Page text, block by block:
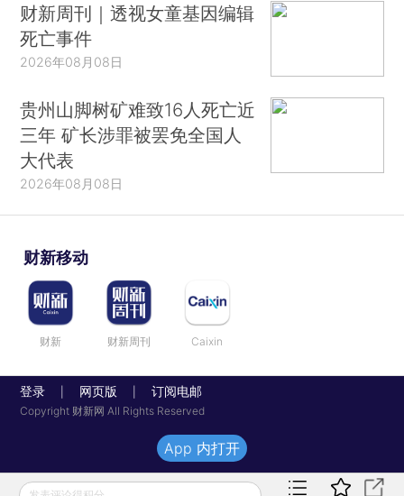
财新周刊｜透视女童基因编辑
死亡事件
2026年08月08日
贵州山脚树矿难致16人死亡近
三年 矿长涉罪被罢免全国人
大代表
2026年08月08日
财新移动
财新 财新周刊 Caixin
登录 网页版 订阅电邮
Copyright 财新网 All Rights Reserved
App 内打开